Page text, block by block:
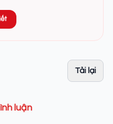
Tải lại
luận